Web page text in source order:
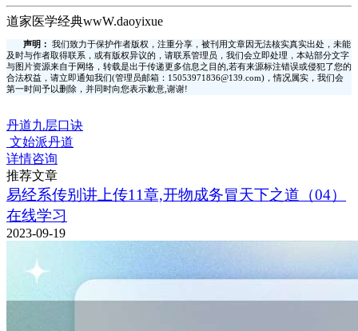
道家医学经典wwW.daoyixue
声明：
我们致力于保护作者版权，注重分享，被刊用文章因无法核实真实出处，未能
及时与作者取得联系，或有版权异议的，请联系管理员，我们会立即处理，本站部分文字
与图片资源来自于网络，转载是出于传递更多信息之目的,若有来源标注错误或侵犯了您的
合法权益，请立即通知我们(管理员邮箱：15053971836@139.com)，情况属实，我们会
第一时间予以删除，并同时向您表示歉意,谢谢!
丹道九层口诀
文始派丹道
详情咨询
推荐文章
易经系传别讲上传11章,开物成务冒天下之道（04）
在线学习
2023-09-19